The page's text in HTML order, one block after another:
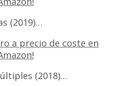
(2019)…
(2018)…